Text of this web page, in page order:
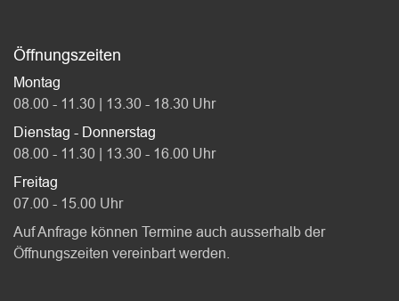
Öffnungszeiten
Montag
08.00 - 11.30 | 13.30 - 18.30 Uhr
Dienstag - Donnerstag
08.00 - 11.30 | 13.30 - 16.00 Uhr
Freitag
07.00 - 15.00 Uhr
Auf Anfrage können Termine auch ausserhalb der
Öffnungszeiten vereinbart werden.